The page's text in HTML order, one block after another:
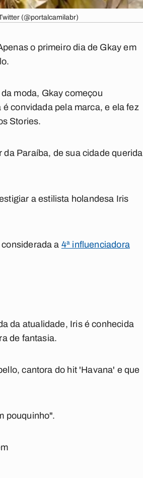
(@portalcamilabr)
o primeiro dia de Gkay em
moda, Gkay começou
convidada pela marca, e ela fez
Stories.
Paraíba, de sua cidade querida
a estilista holandesa Iris
a 4ª influenciadora
da atualidade, Iris é conhecida
de fantasia.
cantora do hit 'Havana' e que
pouquinho".